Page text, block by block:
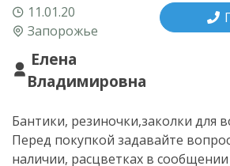
11.01.20
Запорожье
Елена
Владимировна
Бантики, резиночки,заколки для
Перед покупкой задавайте
наличии, расцветках в сообщении